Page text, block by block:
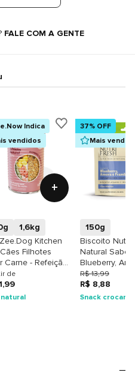
FALE COM A GENTE
Indica
vendidos
+
1,6kg
Kitchen
Filhotes
Carne - Refeição
de
natural
37% OFF
Mais
150g
Biscoito
Natural Sabor
Blueberry,
Framboesa
Adultos
R$ 13,99
R$ 8,88
Snack crocante